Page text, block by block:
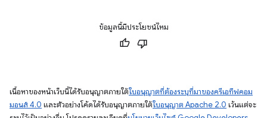
ข้อมูลนี้มีประโยชน์ไหม
เนื้อหาของหน้าเว็บนี้ได้รับอนุญาตภายใต้ใบอนุญาตที่ต้องระบุที่มาของครีเอทีฟคอม
มอนส์ 4.0 และตัวอย่างโค้ดได้รับอนุญาตภายใต้ใบอนุญาต Apache 2.0 เว้นแต่จะ